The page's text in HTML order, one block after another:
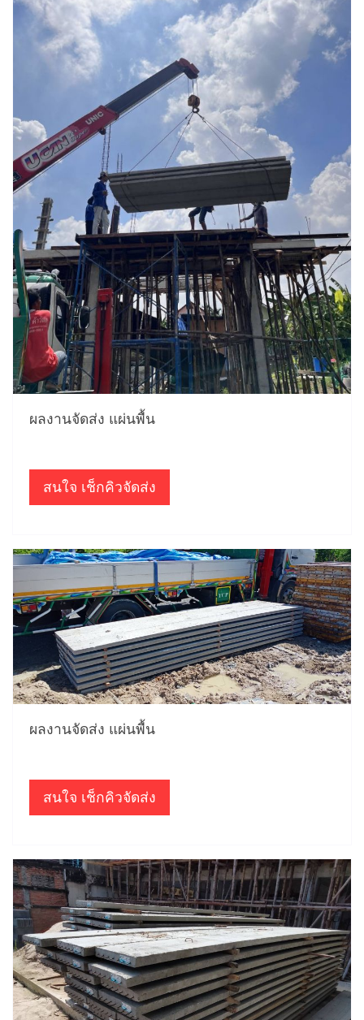
ผลงานจัดส่ง แผ่นพื้น
สนใจ เช็กคิวจัดส่ง
ผลงานจัดส่ง แผ่นพื้น
สนใจ เช็กคิวจัดส่ง